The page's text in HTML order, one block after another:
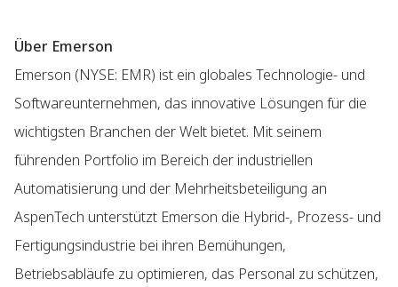
Über Emerson
Emerson (NYSE: EMR) ist ein globales Technologie- und
Softwareunternehmen, das innovative Lösungen für die
wichtigsten Branchen der Welt bietet. Mit seinem
führenden Portfolio im Bereich der industriellen
Automatisierung und der Mehrheitsbeteiligung an
AspenTech unterstützt Emerson die Hybrid-, Prozess- und
Fertigungsindustrie bei ihren Bemühungen,
Betriebsabläufe zu optimieren, das Personal zu schützen,